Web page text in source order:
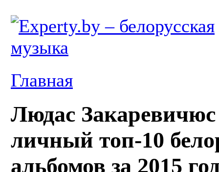
Главная
Людас
личный топ-10
альбомов за 2015